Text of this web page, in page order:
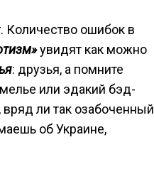
Количество ошибок в
увидят как можно
: друзья, а помните
или эдакий бэд-
ли так озабоченный
об Украине,